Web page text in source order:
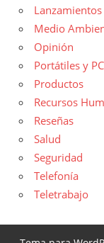
Lanzamientos
Medio
Opinión
Portátiles y
Productos
Recursos
Reseñas
Salud
Seguridad
Telefonía
Teletrabajo